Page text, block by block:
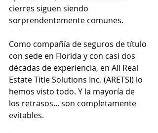
cierres siguen siendo
sorprendentemente comunes.
Como compañía de seguros de título
con sede en Florida y con casi dos
décadas de experiencia, en All Real
Estate Title Solutions Inc. (ARETSI) lo
hemos visto todo. Y la mayoría de
los retrasos... son completamente
evitables.